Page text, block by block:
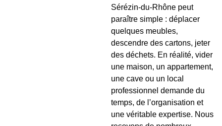
Sérézin-du-Rhône peut
paraître simple : déplacer
quelques meubles,
descendre des cartons, jeter
des déchets. En réalité, vider
une maison, un appartement,
une cave ou un local
professionnel demande du
temps, de l’organisation et
une véritable expertise. Nous